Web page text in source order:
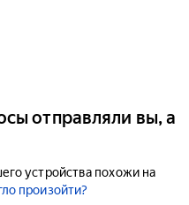
отправляли вы, а
устройства похожи на
произойти?